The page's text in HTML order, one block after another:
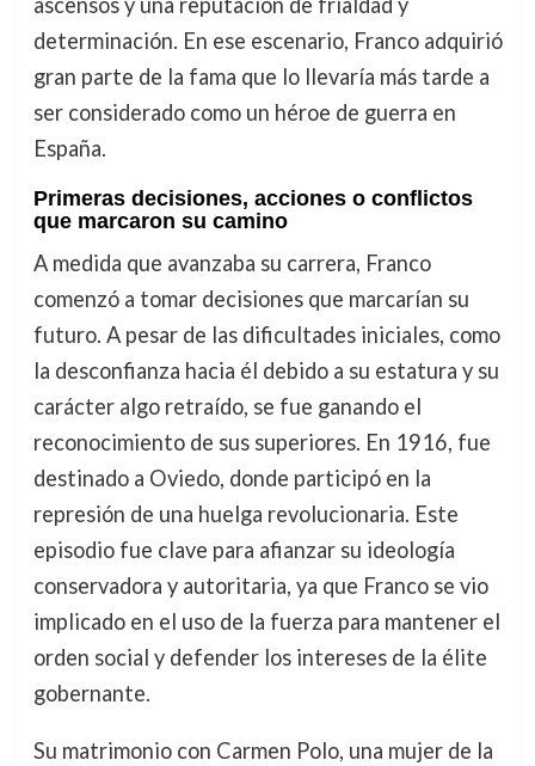
determinación. En ese escenario, Franco adquirió
gran parte de la fama que lo llevaría más tarde a
ser considerado como un héroe de guerra en
España.
Primeras decisiones, acciones o conflictos
que marcaron su camino
A medida que avanzaba su carrera, Franco
comenzó a tomar decisiones que marcarían su
futuro. A pesar de las dificultades iniciales, como
la desconfianza hacia él debido a su estatura y su
carácter algo retraído, se fue ganando el
reconocimiento de sus superiores. En 1916, fue
destinado a Oviedo, donde participó en la
represión de una huelga revolucionaria. Este
episodio fue clave para afianzar su ideología
conservadora y autoritaria, ya que Franco se vio
implicado en el uso de la fuerza para mantener el
orden social y defender los intereses de la élite
gobernante.
Su matrimonio con Carmen Polo, una mujer de la